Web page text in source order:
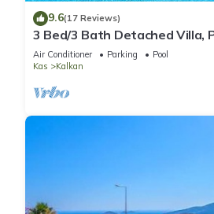
9.6(17 Reviews)
3 Bed/3 Bath Detached Villa,
Fantastic Views, 5 min walk
Air Conditioner Parking
Pool
Kas
Kalkan